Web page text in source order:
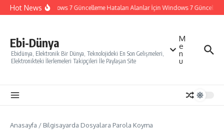
İçeriğe atla
Hot NewsWindows 7 Güncelleme Hataları Alanlar İçin Windows 7
Ebi-Dünya
Ebidünya, Elektronik Bir Dünya, Teknolojideki En Son Gelişmeleri,
Elektronikteki İlerlemeleri Takipçileri İle Paylaşan Site
M
e
n
u
Anasayfa / Bilgisayarda Dosyalara Parola Koyma